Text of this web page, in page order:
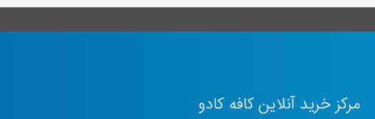
مرکز خرید آنلاین کافه کادو